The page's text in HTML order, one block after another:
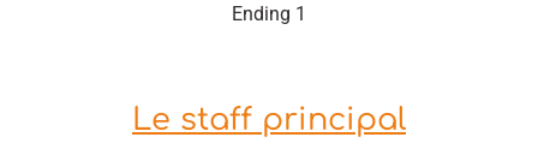
Ending 1
Le staff principal